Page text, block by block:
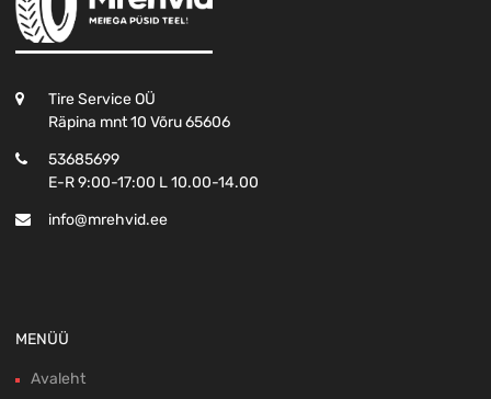
Tire Service OÜ
Räpina mnt 10 Võru 65606
53685699
E-R 9:00-17:00 L 10.00-14.00
info@mrehvid.ee
MENÜÜ
Avaleht